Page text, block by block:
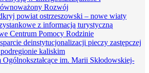
Rozwój
powiat ostrzeszowski – nowe wiaty
z informacją turystyczną
Centrum Pomocy Rodzinie
deinstytucjonalizacji pieczy zastępczej
kaliskim
im. Marii Skłodowskiej-